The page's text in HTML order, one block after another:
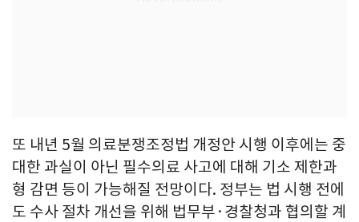
또 내년 5월 의료분쟁조정법 개정안 시행 이후에는 중
대한 과실이 아닌 필수의료 사고에 대해 기소 제한과
형 감면 등이 가능해질 전망이다. 정부는 법 시행 전에
도 수사 절차 개선을 위해 법무부·경찰청과 협의할 계